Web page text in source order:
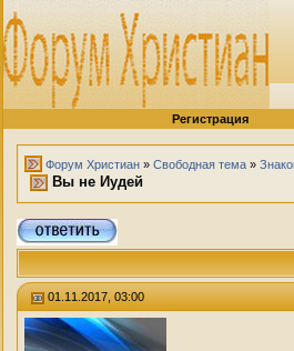
Регистрация
Форум Христиан » Свободная тема »
Вы не Иудей
01.11.2017, 03:00